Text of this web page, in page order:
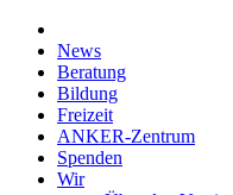
News
Beratung
Bildung
Freizeit
ANKER-Zentrum
Spenden
Wir